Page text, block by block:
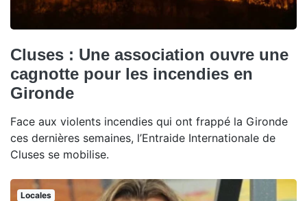
Cluses : Une association ouvre une
cagnotte pour les incendies en
Gironde
Face aux violents incendies qui ont frappé la Gironde
ces dernières semaines, l’Entraide Internationale de
Cluses se mobilise.
Locales